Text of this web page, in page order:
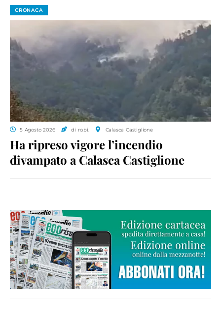
CRONACA
5 Agosto 2026 di ro.bi. Calasca Castiglione
Ha ripreso vigore l’incendio
divampato a Calasca Castiglione